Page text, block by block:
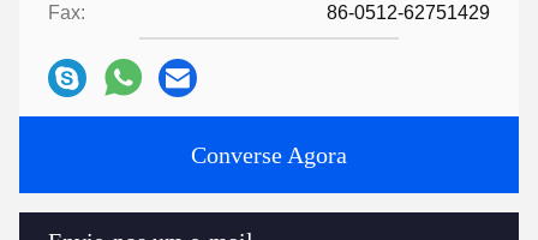
Fax: 86-0512-62751429
Converse Agora